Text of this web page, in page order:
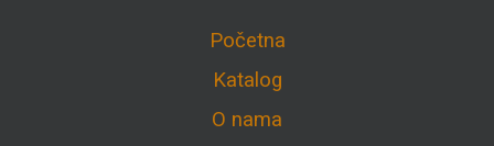
Početna
Katalog
O nama